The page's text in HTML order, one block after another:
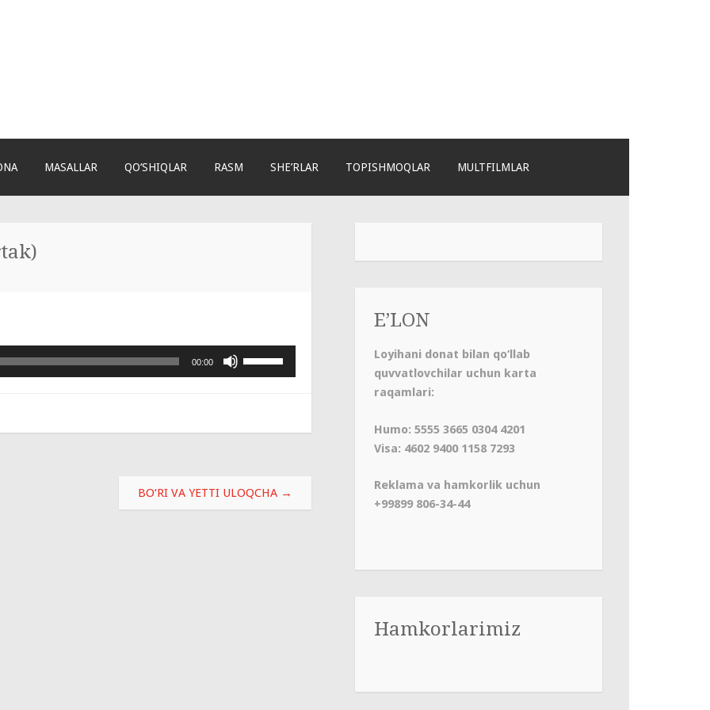
MASALLAR QO‘SHIQLAR RASM SHE’RLAR TOPISHMOQLAR MULTFILMLAR
00:00
чтобы
уменьшить
BO‘RI VA YETTI ULOQCHA →
E’LON
Loyihani donat bilan qo‘llab
quvvatlovchilar uchun karta
raqamlari:
Humo: 5555 3665 0304 4201
Visa: 4602 9400 1158 7293
Reklama va hamkorlik uchun
+99899 806-34-44
Hamkorlarimiz